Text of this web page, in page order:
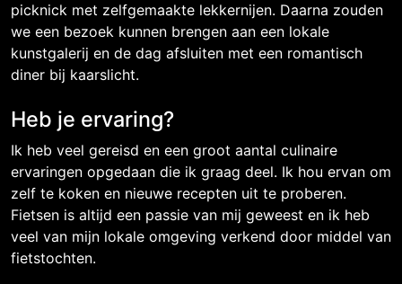
picknick met zelfgemaakte lekkernijen. Daarna zouden
we een bezoek kunnen brengen aan een lokale
kunstgalerij en de dag afsluiten met een romantisch
diner bij kaarslicht.
Heb je ervaring?
Ik heb veel gereisd en een groot aantal culinaire
ervaringen opgedaan die ik graag deel. Ik hou ervan om
zelf te koken en nieuwe recepten uit te proberen.
Fietsen is altijd een passie van mij geweest en ik heb
veel van mijn lokale omgeving verkend door middel van
fietstochten.